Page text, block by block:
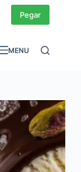
Pegar
MENU